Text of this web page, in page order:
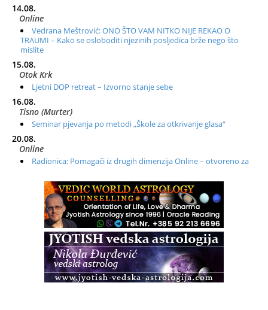
14.08.
Online
Vedrana Meštrović: ONO ŠTO VAM NITKO NIJE REKAO O
TRAUMI – Kako se osloboditi njezinih posljedica brže nego što
mislite
15.08.
Otok Krk
Ljetni DOP retreat – Izvorno stanje sebe
16.08.
Tisno (Murter)
Seminar pjevanja po metodi „Škole za otkrivanje glasa“
20.08.
Online
Radionica: Pomagači iz drugih dimenzija Online – otvoreno za
Zagreb+Online
Osnovni ThetaHealing® tečaj, Zagreb i Online
Access BARS®, otpusti stres
Access Energetski Facelift®